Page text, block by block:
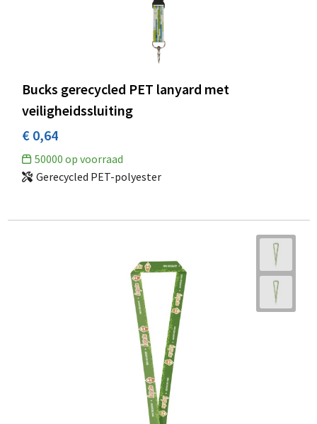
Bucks gerecycled PET lanyard met
veiligheidssluiting
€ 0,64
50000 op voorraad
Gerecycled PET-polyester